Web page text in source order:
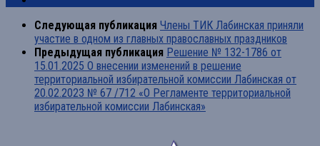
Следующая публикация Члены ТИК Лабинская приняли
участие в одном из главных православных праздников
Предыдущая публикация Решение № 132-1786 от
15.01.2025 О внесении изменений в решение
территориальной избирательной комиссии Лабинская от
20.02.2023 № 67 /712 «О Регламенте территориальной
избирательной комиссии Лабинская»